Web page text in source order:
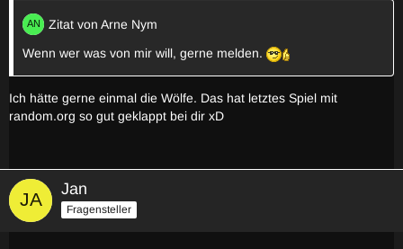
Zitat von Arne Nym
Wenn wer was von mir will, gerne melden.
Ich hätte gerne einmal die Wölfe. Das hat letztes Spiel mit
random.org so gut geklappt bei dir xD
Jan
Fragensteller